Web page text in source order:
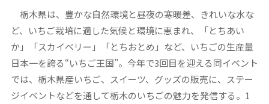
栃木県は、豊かな自然環境と昼夜の寒暖差、きれいな水な
ど、いちご栽培に適した気候と環境に恵まれ、「とちあい
か」「スカイベリー」「とちおとめ」など、いちごの生産量
日本一を誇る“いちご王国”。今年で3回目を迎える同イベント
では、栃木県産いちご、スイーツ、グッズの販売に、ステー
ジイベントなどを通して栃木のいちごの魅力を発信する。1